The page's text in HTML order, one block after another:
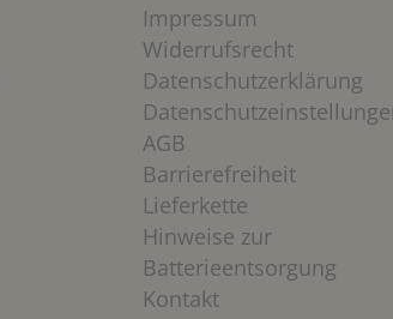
Impressum
Widerrufsrecht
Datenschutzerklärung
AGB
Barrierefreiheit
Lieferkette
Hinweise zur
Batterieentsorgung
Kontakt